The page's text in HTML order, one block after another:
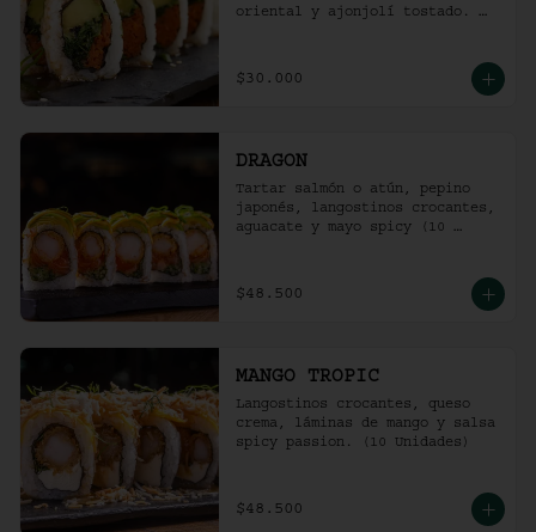
oriental y ajonjolí tostado.
$30.000
DRAGON
Tartar salmón o atún, pepino
japonés, langostinos crocantes,
aguacate y mayo spicy (10
$48.500
MANGO TROPIC
Langostinos crocantes, queso
crema, láminas de mango y salsa
spicy passion. (10 Unidades)
$48.500